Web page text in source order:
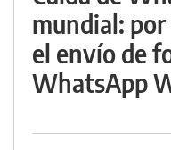
mundial:
el envío de
WhatsApp